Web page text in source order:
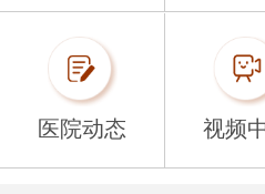
医院动态 视频